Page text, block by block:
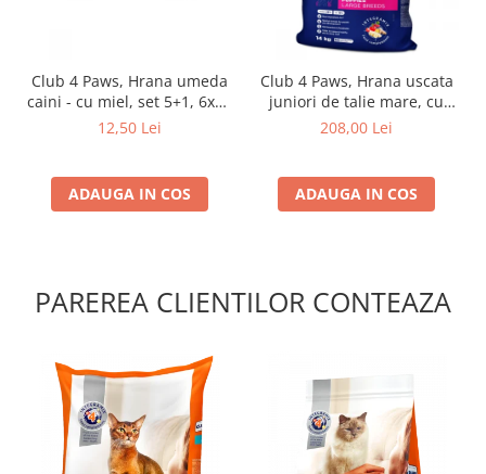
Club 4 Paws, Hrana umeda
caini - cu miel, set 5+1, 6x80
g
12,50 Lei
ADAUGA IN COS
Club 4 Paws, Hrana uscata
juniori de talie mare, cu
pui, 14kg
208,00 Lei
ADAUGA IN COS
PAREREA CLIENTILOR CONTEAZA